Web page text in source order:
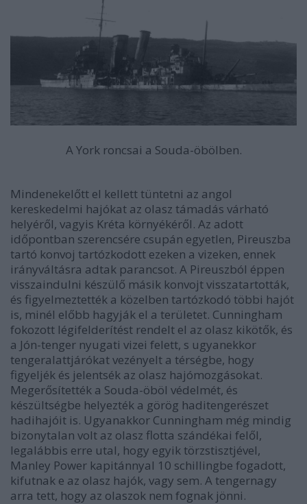
A York roncsai a Souda-öbölben.
Mindenekelőtt el kellett tüntetni az angol
kereskedelmi hajókat az olasz támadás várható
helyéről, vagyis Kréta környékéről. Az adott
időpontban szerencsére csupán egyetlen, Pireuszba
tartó konvoj tartózkodott ezeken a vizeken, ennek
irányváltásra adtak parancsot. A Pireuszból éppen
visszaindulni készülő másik konvojt visszatartották,
és figyelmeztették a közelben tartózkodó többi hajót
is, minél előbb hagyják el a területet. Cunningham
fokozott légifelderítést rendelt el az olasz kikötők, és
a Jón-tenger nyugati vizei felett, s ugyanekkor
tengeralattjárókat vezényelt a térségbe, hogy
figyeljék és jelentsék az olasz hajómozgásokat.
Megerősítették a Souda-öböl védelmét, és
készültségbe helyezték a görög haditengerészet
hadihajóit is. Ugyanakkor Cunningham még mindig
bizonytalan volt az olasz flotta szándékai felől,
legalábbis erre utal, hogy egyik törzstisztjével,
Manley Power kapitánnyal 10 schillingbe fogadott,
kifutnak e az olasz hajók, vagy sem. A tengernagy
arra tett, hogy az olaszok nem fognak jönni.